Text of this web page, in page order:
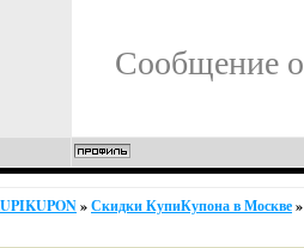
Сообщение
»Скидки КупиКупона в Москве»